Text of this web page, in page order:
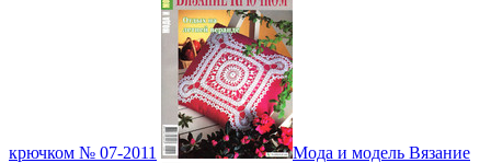
крючком № 07-2011 Мода и модель Вязание